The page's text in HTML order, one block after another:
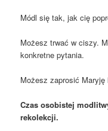
Módl się tak, jak cię
Możesz trwać w ciszy.
konkretne pytania.
Możesz zaprosić
Czas osobistej
rekolekcji.